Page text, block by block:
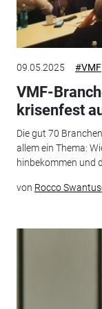
09.05.2025 #VMF
VMF-
krisenfest
Die gut 70
allem ein Thema:
hinbekommen und
von Rocco